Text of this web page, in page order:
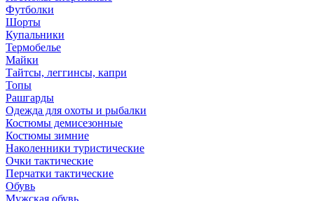
Футболки
Шорты
Купальники
Термобелье
Майки
Тайтсы, леггинсы, капри
Топы
Рашгарды
Одежда для охоты и рыбалки
Костюмы демисезонные
Костюмы зимние
Наколенники туристические
Очки тактические
Перчатки тактические
Обувь
Мужская обувь